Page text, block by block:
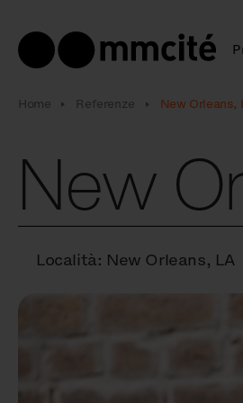
Home Referenze New Orleans,
New
Località: New Orleans, LA